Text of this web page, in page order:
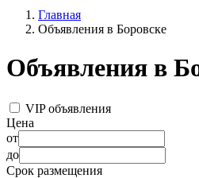
Главная
Объявления в Боровске
Объявления в
VIP объявления
Цена
от
до
Срок размещения